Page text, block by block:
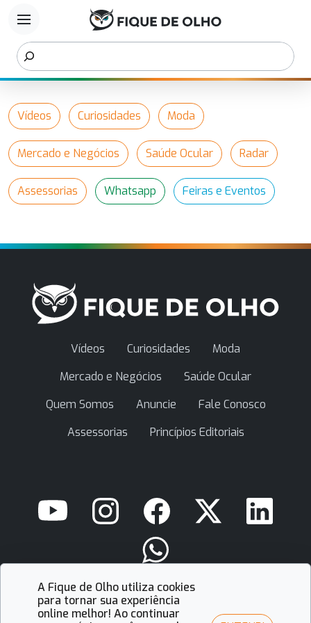
menu
Vídeos Curiosidades Moda
Mercado e Negócios Saúde Ocular Radar
Assessorias Whatsapp Feiras e Eventos
Vídeos Curiosidades
Moda
Mercado e Negócios
Saúde Ocular
Quem Somos
Anuncie
Fale Conosco
Assessorias
Princípios Editoriais
contato@fiquedeolho.com.br
A Fique de Olho utiliza cookies
para tornar sua experiência
online melhor! Ao continuar